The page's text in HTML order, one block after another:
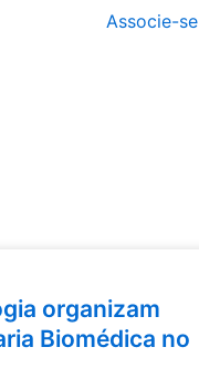
Associe-se
organizam
Biomédica no